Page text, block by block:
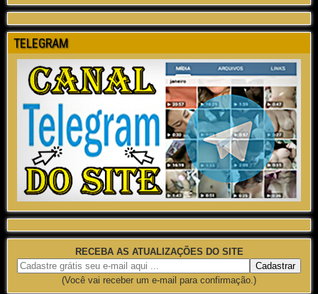
TELEGRAM
RECEBA AS ATUALIZAÇÕES DO SITE
(Você vai receber um e-mail para confirmação.)